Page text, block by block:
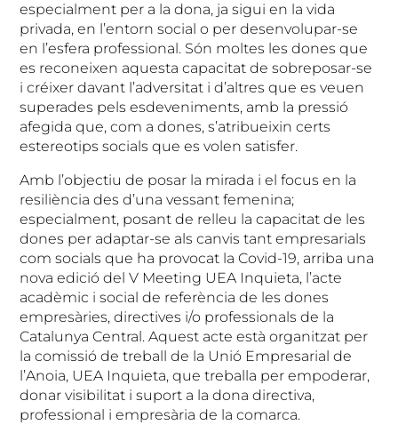
especialment per a la dona, ja sigui en la vida
privada, en l’entorn social o per desenvolupar-se
en l’esfera professional. Són moltes les dones que
es reconeixen aquesta capacitat de sobreposar-se
i créixer davant l’adversitat i d’altres que es veuen
superades pels esdeveniments, amb la pressió
afegida que, com a dones, s’atribueixin certs
estereotips socials que es volen satisfer.
Amb l’objectiu de posar la mirada i el focus en la
resiliència des d’una vessant femenina;
especialment, posant de relleu la capacitat de les
dones per adaptar-se als canvis tant empresarials
com socials que ha provocat la Covid-19, arriba una
nova edició del V Meeting UEA Inquieta, l’acte
acadèmic i social de referència de les dones
empresàries, directives i/o professionals de la
Catalunya Central. Aquest acte està organitzat per
la comissió de treball de la Unió Empresarial de
l’Anoia, UEA Inquieta, que treballa per empoderar,
donar visibilitat i suport a la dona directiva,
professional i empresària de la comarca.